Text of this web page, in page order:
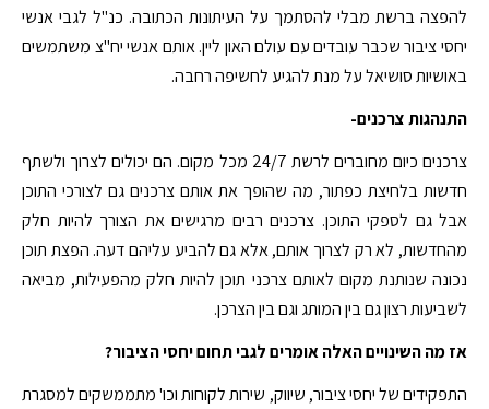
להפצה ברשת מבלי להסתמך על העיתונות הכתובה. כנ"ל לגבי אנשי
יחסי ציבור שכבר עובדים עם עולם האון ליין. אותם אנשי יח"צ משתמשים
באושיות סושיאל על מנת להגיע לחשיפה רחבה.
התנהגות צרכנים-
צרכנים כיום מחוברים לרשת 24/7 מכל מקום. הם יכולים לצרוך ולשתף
חדשות בלחיצת כפתור, מה שהופך את אותם צרכנים גם לצורכי התוכן
אבל גם לספקי התוכן. צרכנים רבים מרגישים את הצורך להיות חלק
מהחדשות, לא רק לצרוך אותם, אלא גם להביע עליהם דעה. הפצת תוכן
נכונה שנותנת מקום לאותם צרכני תוכן להיות חלק מהפעילות, מביאה
לשביעות רצון גם בין המותג וגם בין הצרכן.
אז מה השינויים האלה אומרים לגבי תחום יחסי הציבור?
התפקידים של יחסי ציבור, שיווק, שירות לקוחות וכו' מתממשקים למסגרת